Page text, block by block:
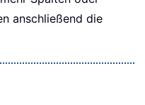
anschließend die